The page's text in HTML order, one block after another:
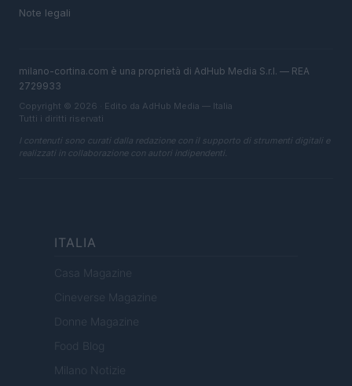
Note legali
milano-cortina.com è una proprietà di AdHub Media S.r.l. — REA
2729933
Copyright © 2026 · Edito da AdHub Media — Italia
Tutti i diritti riservati
I contenuti sono curati dalla redazione con il supporto di strumenti digitali e
realizzati in collaborazione con autori indipendenti.
ITALIA
Casa Magazine
Cineverse Magazine
Donne Magazine
Food Blog
Milano Notizie